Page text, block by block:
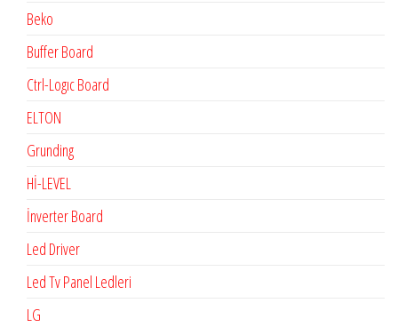
Beko
Buffer Board
Ctrl-Logıc Board
ELTON
Grunding
Hİ-LEVEL
İnverter Board
Led Driver
Led Tv Panel Ledleri
LG